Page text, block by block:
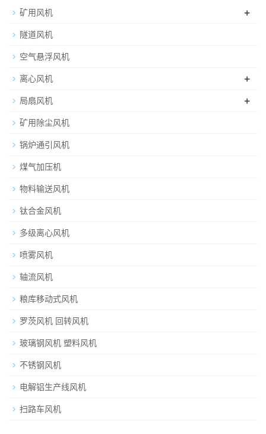
矿用风机 +
隧道风机
空气悬浮风机
离心风机 +
局扇风机 +
矿用除尘风机
锅炉通引风机
煤气加压机
物料输送风机
钛合金风机
多级离心风机
喷雾风机
轴流风机
粮库移动式风机
罗茨风机 回转风机
玻璃钢风机 塑料风机
不锈钢风机
电解铝生产线风机
扫路车风机